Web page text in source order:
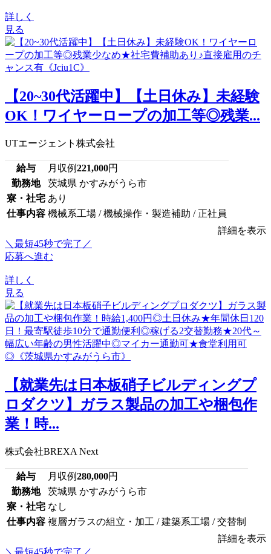
詳しく
見る
【20~30代活躍中】【土日休み】未経験
OK！ワイヤーロープの加工等◎残業...
UTエージェント株式会社
給与 月収例221,000円
勤務地
茨城県 かすみがうら市
寮・社宅 あり
仕事内容 機械系工場 / 機械操作・製造補助 / 正社員
詳細を表示
＼最短45秒で完了／
応募へ進む
詳しく
見る
【就業先は日本板硝子ビルディングプ
ロダクツ】ガラス製品の加工や梱包作
業！時...
株式会社BREXA Next
給与 月収例280,000円
勤務地
茨城県 かすみがうら市
寮・社宅 なし
仕事内容 複層ガラスの組立・加工 / 建築系工場 / 交替制
詳細を表示
＼最短45秒で完了／